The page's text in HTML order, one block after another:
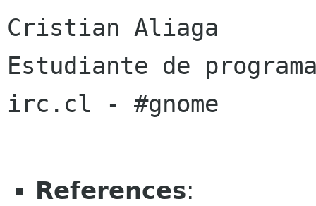
Cristian Aliaga
Estudiante de
irc.cl - #gnome
References: